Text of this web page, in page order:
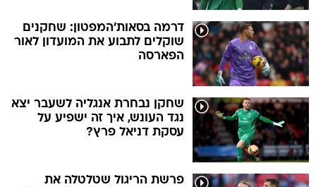
דרמה בסאות'המפטון: שחקנים
שוקלים לתבוע את המועדון לאור
הפארסה
שחקן נבחרת אנגליה לשעבר יצא
נגד העונש, איך זה ישפיע על
עסקת דניאל פרץ?
פרשת הריגול שטלטלה את